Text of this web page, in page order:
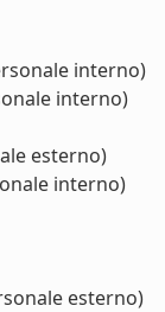
interno)
interno)
esterno)
interno)
esterno)